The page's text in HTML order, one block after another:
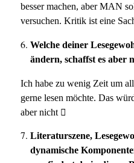
besser machen, aber MAN
versuchen. Kritik ist eine
Welche deiner
ändern, schaffst es aber
Ich habe zu wenig Zeit um
gerne lesen möchte. Das
aber nicht 
Literaturszene,
dynamische